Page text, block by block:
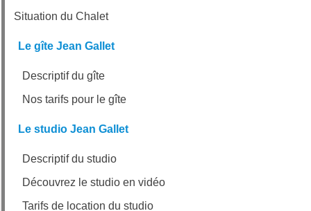
Situation du Chalet
Le gîte Jean Gallet
Descriptif du gîte
Nos tarifs pour le gîte
Le studio Jean Gallet
Descriptif du studio
Découvrez le studio en vidéo
Tarifs de location du studio